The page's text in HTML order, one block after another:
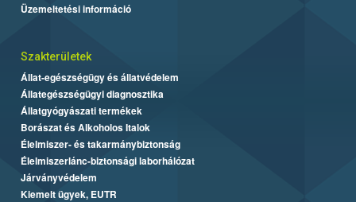
Üzemeltetési információ
Szakterületek
Állat-egészségügy és állatvédelem
Állategészségügyi diagnosztika
Állatgyógyászati termékek
Borászat és Alkoholos Italok
Élelmiszer- és takarmánybiztonság
Élelmiszerlánc-biztonsági laborhálózat
Járványvédelem
Kiemelt ügyek, EUTR